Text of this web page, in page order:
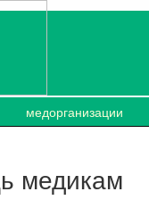
медорганизации
медикам